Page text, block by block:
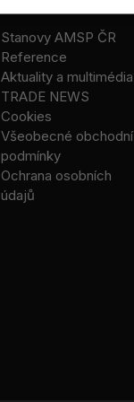
Stanovy AMSP ČR
Reference
Aktuality a multimédia
TRADE NEWS
Cookies
Všeobecné obchodní
podmínky
Ochrana osobních
údajů